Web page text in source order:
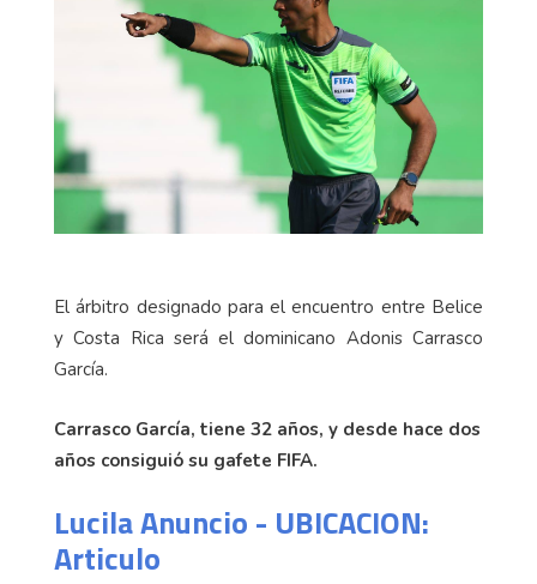
El árbitro designado para el encuentro entre Belice
y Costa Rica será el dominicano Adonis Carrasco
García.
Carrasco García, tiene 32 años, y desde hace dos
años consiguió su gafete FIFA.
Lucila Anuncio - UBICACION:
Articulo